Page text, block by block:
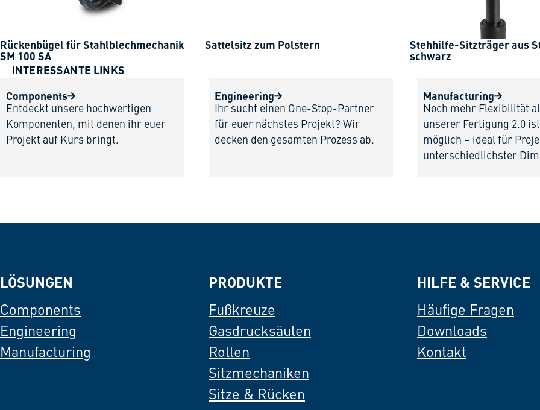
Rückenbügel für Stahlblechmechanik
SM 100 SA
Sattelsitz zum Polstern
Stehhilfe-Sitzträger aus
schwarz
INTERESSANTE LINKS
Components
Entdeckt unsere hochwertigen
Komponenten, mit denen ihr euer
Projekt auf Kurs bringt.
Engineering
Ihr sucht einen One-Stop-Partner
für euer nächstes Projekt? Wir
decken den gesamten Prozess ab.
Manufacturing
Noch mehr Flexibilität
unserer Fertigung 2.0
möglich – ideal für
unterschiedlichster
LÖSUNGEN
Components
Engineering
Manufacturing
PRODUKTE
Fußkreuze
Gasdrucksäulen
Rollen
Sitzmechaniken
Sitze & Rücken
HILFE & SERVICE
Häufige Fragen
Downloads
Kontakt